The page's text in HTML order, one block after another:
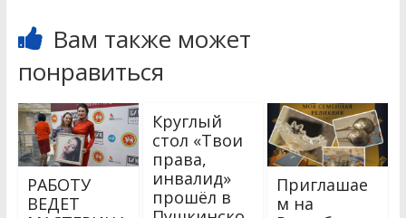
Вам также может
понравиться
РАБОТУ
ВЕДЕТ
Круглый
стол «Твои
права,
инвалид»
прошёл в
Приглашае
м на